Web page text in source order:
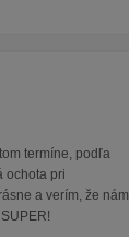
termíne, podľa
ochota pri
a verím, že nám